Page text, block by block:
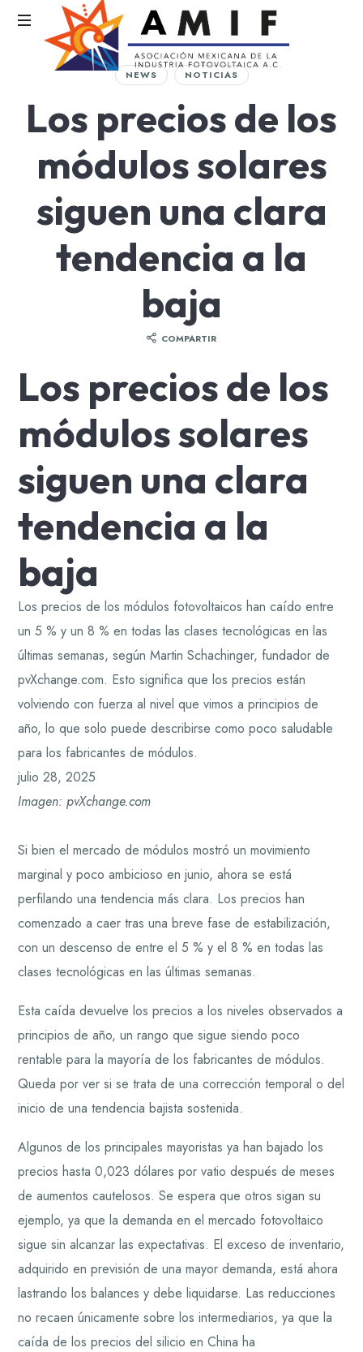
AMIF
de
Industria
Fotovoltaica
NEWS NOTICIAS
Los precios de los
módulos solares
siguen una clara
tendencia a la
baja
COMPARTIR
Los precios de los
módulos solares
siguen una clara
tendencia a la
baja
Los precios de los módulos fotovoltaicos han caído entre
un 5 % y un 8 % en todas las clases tecnológicas en las
últimas semanas, según Martin Schachinger, fundador de
pvXchange.com. Esto significa que los precios están
volviendo con fuerza al nivel que vimos a principios de
año, lo que solo puede describirse como poco saludable
para los fabricantes de módulos.
julio 28, 2025
Imagen: pvXchange.com
Si bien el mercado de módulos mostró un movimiento
marginal y poco ambicioso en junio, ahora se está
perfilando una tendencia más clara. Los precios han
comenzado a caer tras una breve fase de estabilización,
con un descenso de entre el 5 % y el 8 % en todas las
clases tecnológicas en las últimas semanas.
Esta caída devuelve los precios a los niveles observados a
principios de año, un rango que sigue siendo poco
rentable para la mayoría de los fabricantes de módulos.
Queda por ver si se trata de una corrección temporal o del
inicio de una tendencia bajista sostenida.
Algunos de los principales mayoristas ya han bajado los
precios hasta 0,023 dólares por vatio después de meses
de aumentos cautelosos. Se espera que otros sigan su
ejemplo, ya que la demanda en el mercado fotovoltaico
sigue sin alcanzar las expectativas. El exceso de inventario,
adquirido en previsión de una mayor demanda, está ahora
lastrando los balances y debe liquidarse. Las reducciones
no recaen únicamente sobre los intermediarios, ya que la
caída de los precios del silicio en China ha